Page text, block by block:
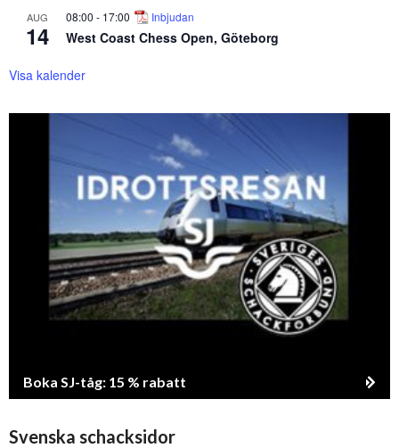
AUG
14
08:00 - 17:00 Inbjudan
West Coast Chess Open, Göteborg
Visa kalender
Boka SJ-tåg: 15 % rabatt
Svenska schacksidor